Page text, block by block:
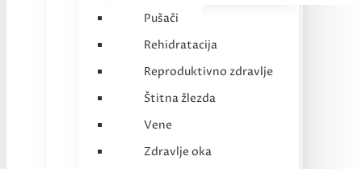
Pušači
Rehidratacija
Reproduktivno zdravlje
Štitna žlezda
Vene
Zdravlje oka